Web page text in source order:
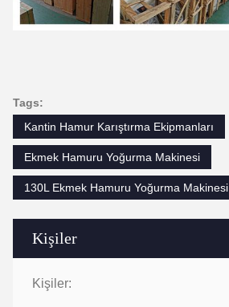
Kişiler
Kişiler:
Tags:
Kantin Hamur Karıştırma Ekipmanları
Ekmek Hamuru Yoğurma Makinesi
130L Ekmek Hamuru Yoğurma Makinesi